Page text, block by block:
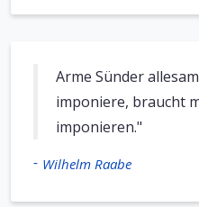
Arme Sünder
imponiere, braucht
imponieren."
- Wilhelm Raabe